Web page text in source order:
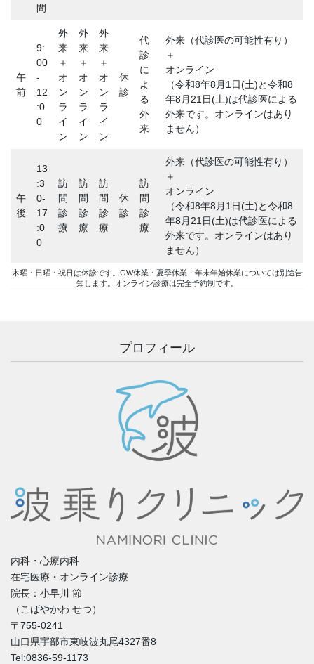
間
午
前
9:
00
-
12
:0
0
外
来
＋
オ
ン
ラ
イ
ン
外
来
＋
オ
ン
ラ
イ
ン
外
来
＋
オ
ン
ラ
イ
ン
休
診
代
診
に
よ
る
外
来
外来（代診医の可能性有り）
＋
オンライン
（令和8年8月1日(土)と令和8
年8月21日(土)は代診医による
外来です。オンラインはあり
ません）
午
後
13
:3
0-
17
:0
0
訪
問
診
療
訪
問
診
療
訪
問
診
療
休
診
訪
問
診
療
外来（代診医の可能性有り）
＋
オンライン
（令和8年8月1日(土)と令和8
年8月21日(土)は代診医による
外来です。オンラインはあり
ません）
木曜・日曜・祝日は休診です。GW休業・夏季休業・年末年始休業については別途告
知します。オンライン診療は完全予約制です。
プロフィール
内科・心療内科
在宅医療・オンライン診療
院長：小早川 節
（こばやかわ せつ）
〒755-0241
山口県宇部市東岐波丸尾4327番8
Tel:0836-59-1173